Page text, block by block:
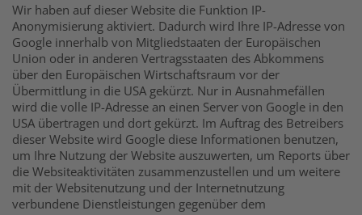
Wir haben auf dieser Website die Funktion IP-
Anonymisierung aktiviert. Dadurch wird Ihre IP-Adresse von
Google innerhalb von Mitgliedstaaten der Europäischen
Union oder in anderen Vertragsstaaten des Abkommens
über den Europäischen Wirtschaftsraum vor der
Übermittlung in die USA gekürzt. Nur in Ausnahmefällen
wird die volle IP-Adresse an einen Server von Google in den
USA übertragen und dort gekürzt. Im Auftrag des Betreibers
dieser Website wird Google diese Informationen benutzen,
um Ihre Nutzung der Website auszuwerten, um Reports über
die Websiteaktivitäten zusammenzustellen und um weitere
mit der Websitenutzung und der Internetnutzung
verbundene Dienstleistungen gegenüber dem